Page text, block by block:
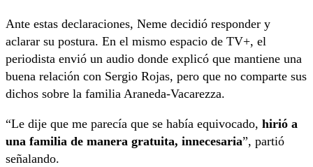
Ante estas declaraciones, Neme decidió responder y
aclarar su postura. En el mismo espacio de TV+, el
periodista envió un audio donde explicó que mantiene una
buena relación con Sergio Rojas, pero que no comparte sus
dichos sobre la familia Araneda-Vacarezza.
“Le dije que me parecía que se había equivocado, hirió a
una familia de manera gratuita, innecesaria”, partió
señalando.